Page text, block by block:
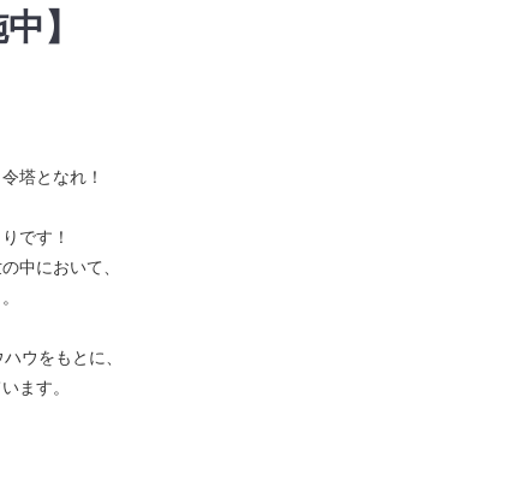
】
塔となれ！
です！
中において、
ウをもとに、
ます。